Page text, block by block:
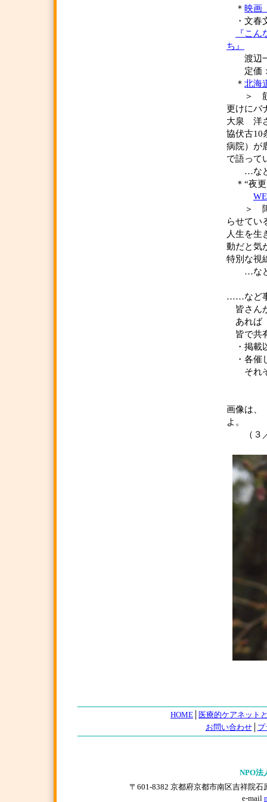
＊ 映画
・文春
『こ
ち』
渡辺一
定価：
＊ 北海
＞ 筋ジ
更けにバ
大泉 洋
協伏古10
病院）が
で語って
…など
＊“夜更
＞ 障害
らせてい
人生を生
動だと気
特別な視
…など
……など
皆さん
あれば
皆で共
・掲載
・各催
それぞ
画像は、
よ。
（３／
HOME
医療的ケアネット
お問い合わせ│ プ
NPO法
〒601-8382 京都府京都市南区吉祥院石
e-mail